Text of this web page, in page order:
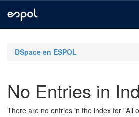
navigationDSpace en ESPOL
No Entries in
There are no entries in the index for "All